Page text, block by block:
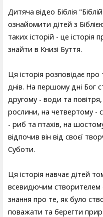
Дитяча відео Біблія
ознайомити дітей з
таких історій - це історія
знайти в Книзі Буття.
Ця історія розповідає
днів. На першому дні Бог
другому - води та
рослини, на четвертому -
- риб та птахів, на
відпочив він від своєї
Суботи.
Ця історія навчає дітей
всевидючим створителем
знання про те, як було
поважати та берегти